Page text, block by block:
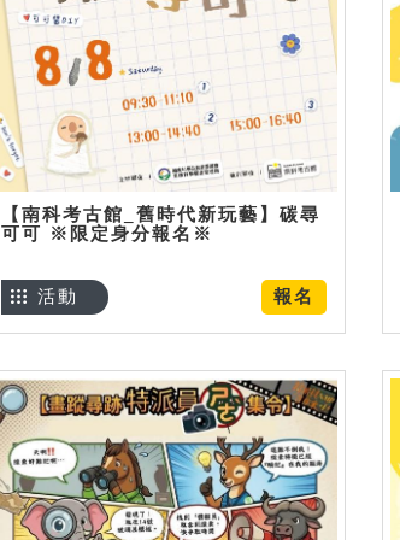
【南科考古館_舊時代新玩藝】碳尋
可可 ※限定身分報名※
報名
活動